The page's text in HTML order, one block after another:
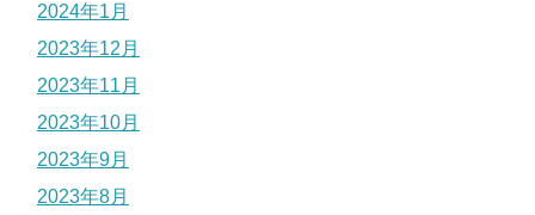
2024年1月
2023年12月
2023年11月
2023年10月
2023年9月
2023年8月